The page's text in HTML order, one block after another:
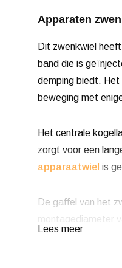
Apparaten
Dit zwenkwiel
band die is
demping biedt. Het
beweging met
Het centrale
zorgt voor een
apparaatwiel is
De gaffel van het
montagediameter
Lees meer